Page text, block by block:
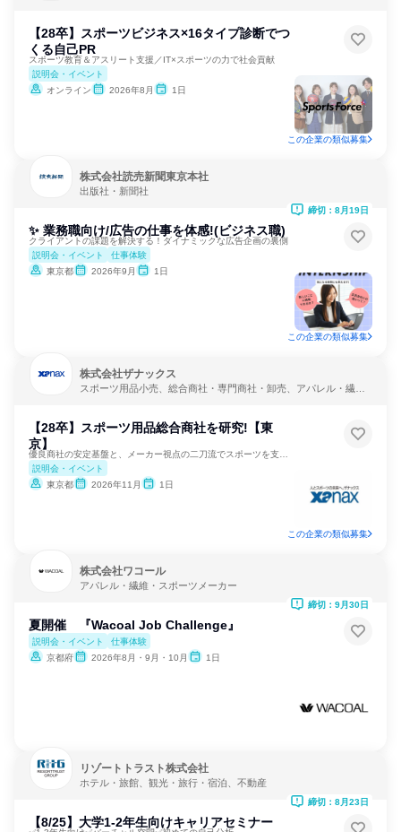
【28卒】スポーツビジネス×16タイプ診断でつ
くる自己PR
スポーツ教育＆アスリート支援／IT×スポーツの力で社会貢献
説明会・イベント
オンライン
2026年8月 1日
この企業の類似募集
株式会社読売新聞東京本社
出版社・新聞社
✨ 業務職向け/広告の仕事を体感!(ビジネス職)
クライアントの課題を解決する！ダイナミックな広告企画の裏側
説明会・イベント
仕事体験
東京都
2026年9月 1日
締切：8月19日
この企業の類似募集
株式会社ザナックス
スポーツ用品小売、総合商社・専門商社・卸売、アパレル・繊
【28卒】スポーツ用品総合商社を研究!【東
京】
説明会・イベント
東京都
2026年11月 1日
この企業の類似募集
株式会社ワコール
アパレル・繊維・スポーツメーカー
夏開催 『Wacoal Job Challenge』
説明会・イベント
仕事体験
京都府
2026年8月・9月・10月 1日
締切：9月30日
リゾートトラスト株式会社
ホテル・旅館、観光・旅行・宿泊、不動産
【8/25】大学1-2年生向けキャリアセミナー
締切：8月23日